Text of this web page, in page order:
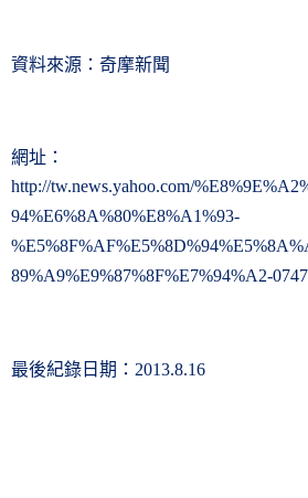
資料來源：奇摩新聞
網址：
http://tw.news.yahoo.com/
94%E6%8A%80%E8%A1%93-
89%A9%E9%87%8F%E7%94%A2-
最後紀錄日期： 2013.8.16